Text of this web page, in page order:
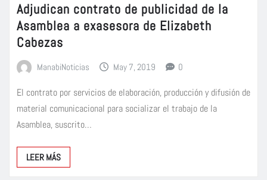
Adjudican contrato de publicidad de la
Asamblea a exasesora de Elizabeth
Cabezas
ManabiNoticias May 7, 2019 0
El contrato por servicios de elaboración, producción y difusión de
material comunicacional para socializar el trabajo de la
Asamblea, suscrito…
LEER MÁS